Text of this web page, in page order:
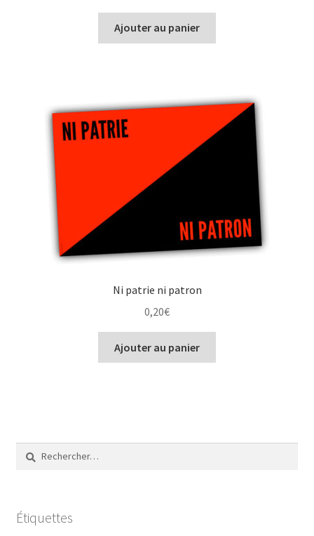
Ajouter au panier
Ni patrie ni patron
0,20€
Ajouter au panier
Rechercher :
Étiquettes